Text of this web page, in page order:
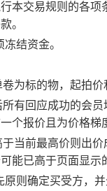
本交易规则的各
。
结资金。
为标的物，起拍
有回应成功的会
个报价且为价格
当前最高价则出
能已高于页面显示
则确定买受方，